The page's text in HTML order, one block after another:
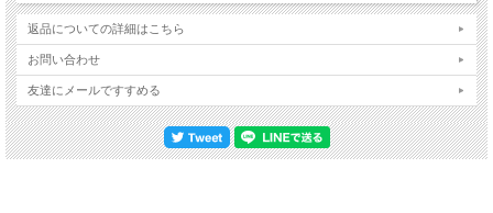
返品についての詳細はこちら
お問い合わせ
友達にメールですすめる